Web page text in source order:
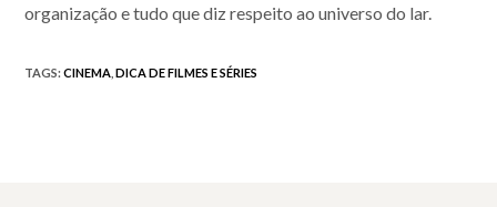
organização e tudo que diz respeito ao universo do lar.
TAGS:CINEMA DICA DE FILMES E SÉRIES